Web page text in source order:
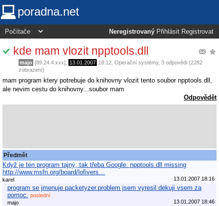
poradna.net
Neregistrovaný Přihlásit Registrovat
kde mam vlozit npptools.dll
majo [89.24.4.xxx], 13.01.2007 18:12 Operační systémy, 3 odpovědi (2282
zobrazení)
mam program ktery potrebuje do knihovny vlozit tento soubor npptools.dll,
ale nevim cestu do knihovny...soubor mam
Odpovědět
Předmět
Když je ten program tajný, tak třeba Google: npptools.dll missing
http://www.msfn.org/board/lofivers…
karel 13.01.2007 18:16
program se jmenuje packetyzer.problem jsem vyresil dekuji vsem za
pomoc.
poslední
majo
13.01.2007 18:46